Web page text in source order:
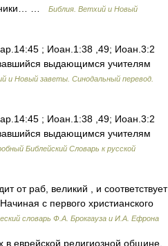
…
Библия. Ветхий и Новый
; Иоан.1:38 ,49; Иоан.3:2
выдающимся учителям
и Новый заветы. Синодальный перевод.
; Иоан.1:38 ,49; Иоан.3:2
выдающимся учителям
Библейский Словарь к русской
от раб, великий , и соответствует
с первого христианского
словарь Ф.А. Брокгауза и И.А. Ефрона
еврейской религиозной общине.